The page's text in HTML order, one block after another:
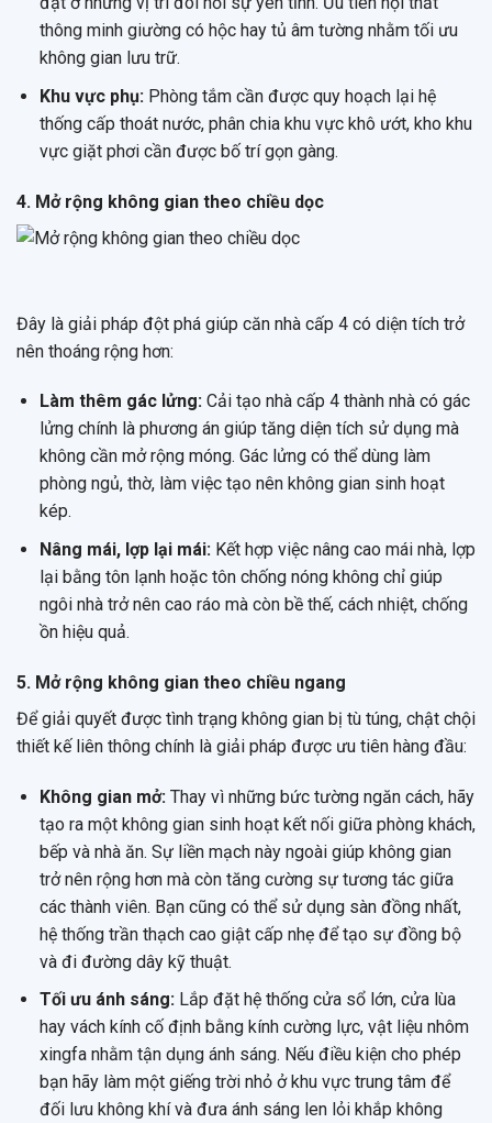
thông minh giường có hộc hay tủ âm tường nhằm tối ưu
không gian lưu trữ.
Khu vực phụ: Phòng tắm cần được quy hoạch lại hệ
thống cấp thoát nước, phân chia khu vực khô ướt, kho khu
vực giặt phơi cần được bố trí gọn gàng.
4. Mở rộng không gian theo chiều dọc
Đây là giải pháp đột phá giúp căn nhà cấp 4 có diện tích trở
nên thoáng rộng hơn:
Làm thêm gác lửng: Cải tạo nhà cấp 4 thành nhà có gác
lửng chính là phương án giúp tăng diện tích sử dụng mà
không cần mở rộng móng. Gác lửng có thể dùng làm
phòng ngủ, thờ, làm việc tạo nên không gian sinh hoạt
kép.
Nâng mái, lợp lại mái: Kết hợp việc nâng cao mái nhà, lợp
lại bằng tôn lạnh hoặc tôn chống nóng không chỉ giúp
ngôi nhà trở nên cao ráo mà còn bề thế, cách nhiệt, chống
ồn hiệu quả.
5. Mở rộng không gian theo chiều ngang
Để giải quyết được tình trạng không gian bị tù túng, chật chội
thiết kế liên thông chính là giải pháp được ưu tiên hàng đầu:
Không gian mở: Thay vì những bức tường ngăn cách, hãy
tạo ra một không gian sinh hoạt kết nối giữa phòng khách,
bếp và nhà ăn. Sự liền mạch này ngoài giúp không gian
trở nên rộng hơn mà còn tăng cường sự tương tác giữa
các thành viên. Bạn cũng có thể sử dụng sàn đồng nhất,
hệ thống trần thạch cao giật cấp nhẹ để tạo sự đồng bộ
và đi đường dây kỹ thuật.
Tối ưu ánh sáng: Lắp đặt hệ thống cửa sổ lớn, cửa lùa
hay vách kính cố định bằng kính cường lực, vật liệu nhôm
xingfa nhằm tận dụng ánh sáng. Nếu điều kiện cho phép
bạn hãy làm một giếng trời nhỏ ở khu vực trung tâm để
đối lưu không khí và đưa ánh sáng len lỏi khắp không